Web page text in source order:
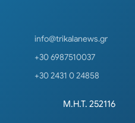
info@trikalanews.gr
+30 6987510037
+30 2431 0 24858
Μ.Η.Τ. 252116